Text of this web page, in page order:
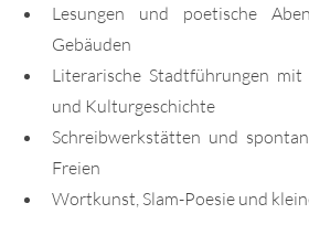
Lesungen und poetische
Gebäuden
Literarische Stadtführungen
und Kulturgeschichte
Schreibwerkstätten und
Freien
Wortkunst, Slam-Poesie und